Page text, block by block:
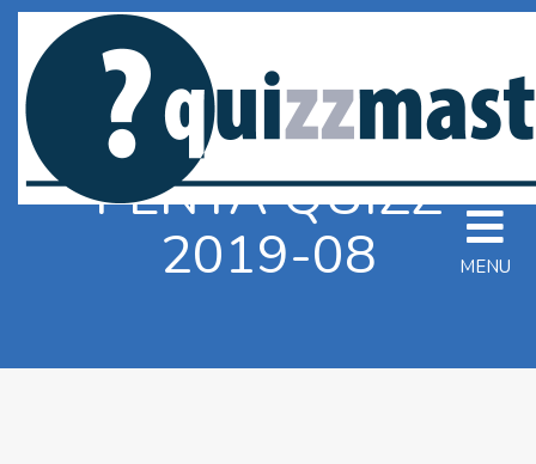
MENU
PENTA QUIZZ
2019-08